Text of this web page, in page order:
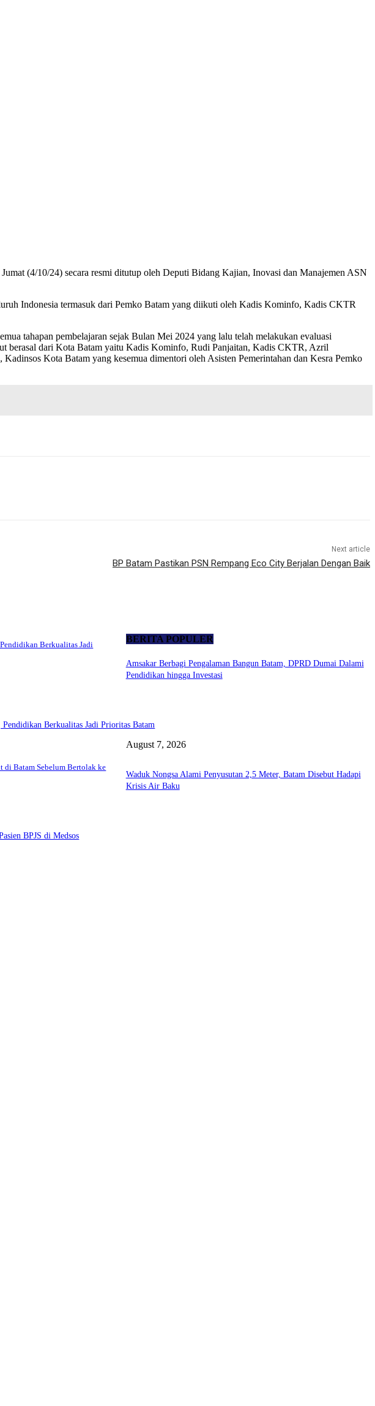
(4/10/24) secara resmi ditutup oleh Deputi Bidang Kajian, Inovasi dan Manajemen ASN
Indonesia termasuk dari Pemko Batam yang diikuti oleh Kadis Kominfo, Kadis CKTR
tahapan pembelajaran sejak Bulan Mei 2024 yang lalu telah melakukan evaluasi
berasal dari Kota Batam yaitu Kadis Kominfo, Rudi Panjaitan, Kadis CKTR, Azril
Kota Batam yang kesemua dimentori oleh Asisten Pemerintahan dan Kesra Pemko
Next article
BP Batam Pastikan PSN Rempang Eco City Berjalan Dengan Baik
Berkualitas Jadi
di Batam Sebelum Bertolak ke
BERITA POPULER
Amsakar Berbagi Pengalaman Bangun Batam, DPRD Dumai Dalami
Pendidikan hingga Investasi
Berkualitas Jadi Prioritas Batam
August 7, 2026
Waduk Nongsa Alami Penyusutan 2,5 Meter, Batam Disebut Hadapi
Krisis Air Baku
BPJS di Medsos